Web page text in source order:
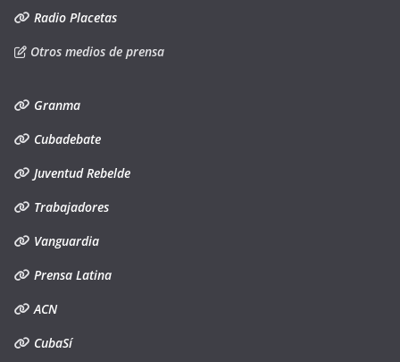
Radio Placetas
Otros medios de prensa
Granma
Cubadebate
Juventud Rebelde
Trabajadores
Vanguardia
Prensa Latina
ACN
CubaSí